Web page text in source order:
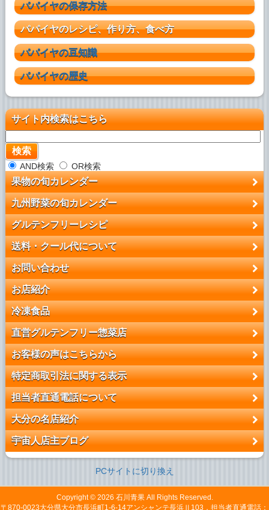
パパイヤの保存方法
パパイヤのレシピ、作り方、食べ方
パパイヤの豆知識
パパイヤの歴史
サイト内検索はこちら
AND検索 OR検索
果物の旬カレンダー
九州野菜の旬カレンダー
グルテンフリーレシピ
送料・クール代について
お問い合わせ
お店紹介
冷凍食品
直営グルテンフリー惣菜店
お客様の声はこちらから
特定商取引法に関する表示
担当者直通電話について
大分の名店紹介
宇宙人店主ブログ
PCサイトに切り換え
Copyright © 2026 石川青果All Rights Reserved.
〒870-0023大分県大分市長浜町1-6-14アンシャンテ長浜Ⅱ103，担当者直通電話：